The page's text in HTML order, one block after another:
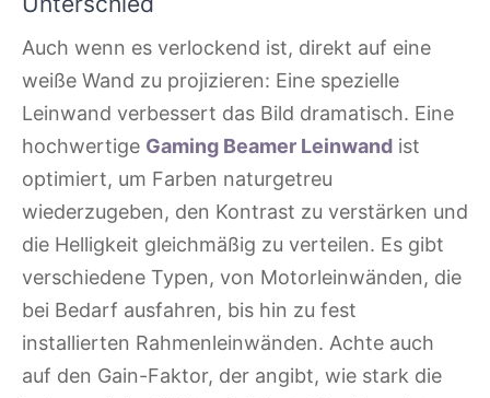
Auch wenn es verlockend ist, direkt auf eine
weiße Wand zu projizieren: Eine spezielle
Leinwand verbessert das Bild dramatisch. Eine
hochwertige Gaming Beamer Leinwand ist
optimiert, um Farben naturgetreu
wiederzugeben, den Kontrast zu verstärken und
die Helligkeit gleichmäßig zu verteilen. Es gibt
verschiedene Typen, von Motorleinwänden, die
bei Bedarf ausfahren, bis hin zu fest
installierten Rahmenleinwänden. Achte auch
auf den Gain-Faktor, der angibt, wie stark die